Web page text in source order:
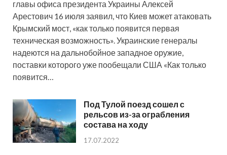
главы офиса президента Украины Алексей
Арестович 16 июля заявил, что Киев может атаковать
Крымский мост, «как только появится первая
техническая возможность». Украинские генералы
надеются на дальнобойное западное оружие,
поставки которого уже пообещали США «Как только
появится…
Под Тулой поезд сошел с
рельсов из-за ограбления
состава на ходу
17.07.2022